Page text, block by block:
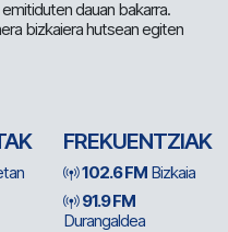
dauan bakarra.
bizkaiera hutsean egiten
FREKUENTZIAK
102.6 FM Bizkaia
91.9 FM
Durangaldea